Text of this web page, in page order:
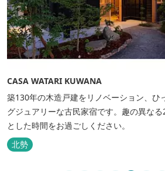
CASA WATARI KUWANA
築130年の木造戸建をリノベーション、ひ
グジュアリーな古民家宿です。趣の異な
とした時間をお過ごしください。
北勢